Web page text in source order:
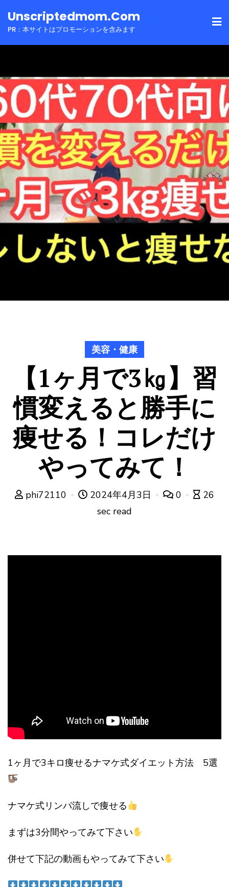
toUnscriptedmom.com
PR：本サイトはプロモーションを含みます
美容・健康
【1ヶ月で3㎏】習
慣変えると勝手に
痩せる！コレだけ
やってみて！
phi72110 2024年4月3日 0
26
sec read
1ヶ月で3キロ痩せるナマケ式ダイエット方法 5選
ナマケ式リンパ流しで痩せる
まずは3分間やってみて下さい
併せて下記の動画もやってみて下さい